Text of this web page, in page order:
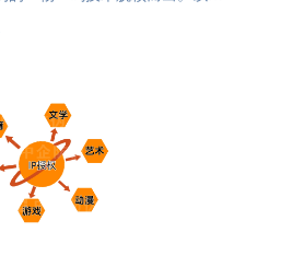
能力，为产品安全保驾护航，
门店的每一个关键环节。 在原